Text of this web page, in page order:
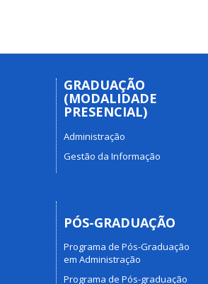
GRADUAÇÃO
(MODALIDADE
PRESENCIAL)
Administração
Gestão da Informação
PÓS-GRADUAÇÃO
Programa de Pós-Graduação
em Administração
Programa de Pós-graduação